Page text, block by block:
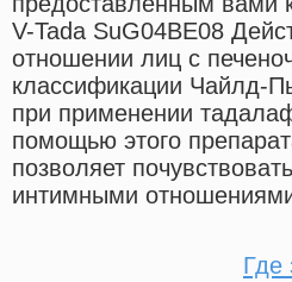
V-Tada SuG04BE08
отношении лиц с
классификации Чайлд-
при применении
помощью этого
позволяет
интимными
Где